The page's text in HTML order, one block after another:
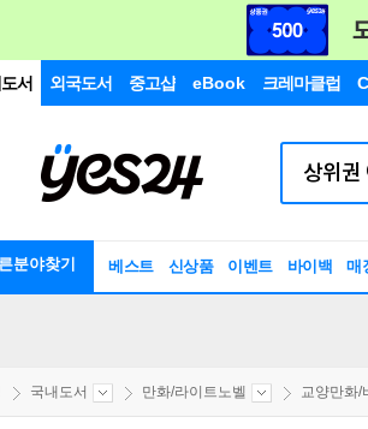
서 외국도서 중고샵 eBook 크레마클럽
분야찾기 베스트 신상품 이벤트 바이백 매
국내도서 만화/라이트노벨 교양만화/